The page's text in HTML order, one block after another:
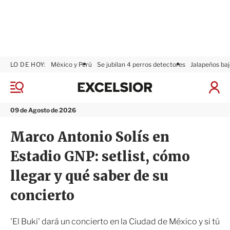
M
n
09 de Agosto de 2026
LO DE HOY: México y Perú Se jubilan 4 perros detectores Jalapeños
I
x
i
r
Marco Antonio Solís en
Estadio GNP: setlist, cómo
llegar y qué saber de su
concierto
'El Buki' dará un concierto en la Ciudad de México y si tú